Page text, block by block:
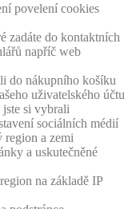
povelení cookies
zadáte do kontaktních
napříč web
do nákupního košíku
uživatelského účtu
si vybrali
sociálních médií
region a zemi
a uskutečněné
na základě IP